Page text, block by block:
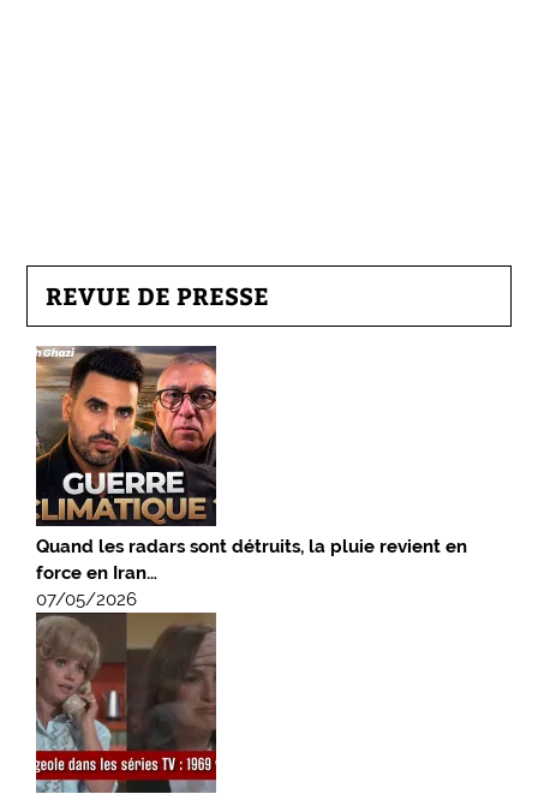
REVUE DE PRESSE
Quand les radars sont détruits, la pluie revient en
force en Iran…
07/05/2026